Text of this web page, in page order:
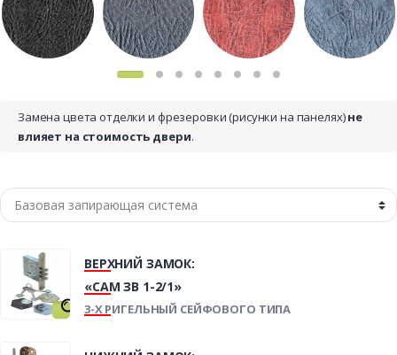
Замена цвета отделки и фрезеровки (рисунки на панелях)не
влияет на стоимость двери.
ВЕРХНИЙ ЗАМОК:
«САМ ЗВ 1-2/1»
3-Х РИГЕЛЬНЫЙ СЕЙФОВОГО ТИПА